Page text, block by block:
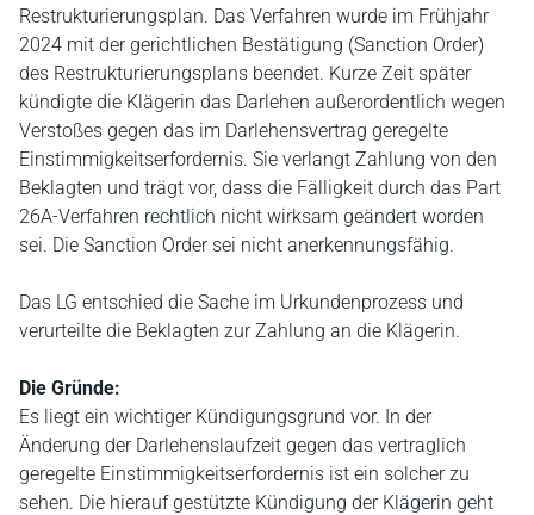
Restrukturierungsplan. Das Verfahren wurde im Frühjahr
2024 mit der gerichtlichen Bestätigung (Sanction Order)
des Restrukturierungsplans beendet. Kurze Zeit später
kündigte die Klägerin das Darlehen außerordentlich wegen
Verstoßes gegen das im Darlehensvertrag geregelte
Einstimmigkeitserfordernis. Sie verlangt Zahlung von den
Beklagten und trägt vor, dass die Fälligkeit durch das Part
26A-Verfahren rechtlich nicht wirksam geändert worden
sei. Die Sanction Order sei nicht anerkennungsfähig.
Das LG entschied die Sache im Urkundenprozess und
verurteilte die Beklagten zur Zahlung an die Klägerin.
Die Gründe:
Es liegt ein wichtiger Kündigungsgrund vor. In der
Änderung der Darlehenslaufzeit gegen das vertraglich
geregelte Einstimmigkeitserfordernis ist ein solcher zu
sehen. Die hierauf gestützte Kündigung der Klägerin geht